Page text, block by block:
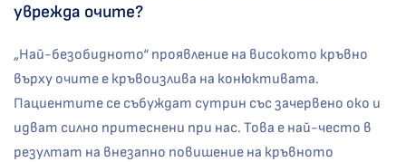
уврежда очите?
„Най-безобидното“ проявление на високото кръвно
върху очите е кръвоизлива на конюктивата.
Пациентите се събуждат сутрин със зачервено око и
идват силно притеснени при нас. Това е най-често в
резултат на внезапно повишение на кръвното